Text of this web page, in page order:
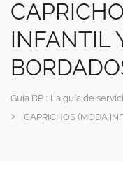
INFANTIL
Guía BP :: La guía de
CAPRICHOS (MODA